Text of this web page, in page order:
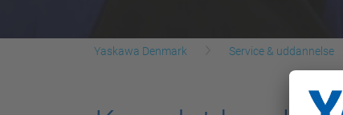
Yaskawa Denmark Service & uddannelse